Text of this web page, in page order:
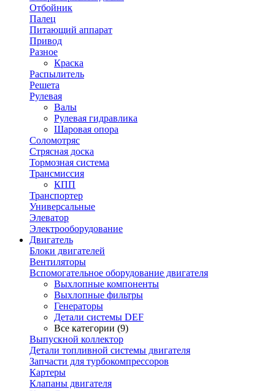
Отбойник
Палец
Питающий аппарат
Привод
Разное
Краска
Распылитель
Решета
Рулевая
Валы
Рулевая гидравлика
Шаровая опора
Соломотряс
Стрясная доска
Тормозная система
Трансмиссия
КПП
Транспортер
Универсальные
Элеватор
Электрооборудование
Двигатель
Блоки двигателей
Вентиляторы
Вспомогательное оборудование двигателя
Выхлопные компоненты
Выхлопные фильтры
Генераторы
Детали системы DEF
Все категории (9)
Выпускной коллектор
Детали топливной системы двигателя
Запчасти для турбокомпрессоров
Картеры
Клапаны двигателя